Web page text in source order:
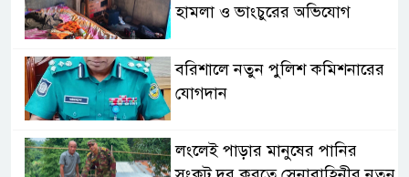
হামলা ও ভাংচুরের অভিযোগ
বরিশালে নতুন পুলিশ কমিশনারের
যোগদান
লংলেই পাড়ার মানুষের পানির